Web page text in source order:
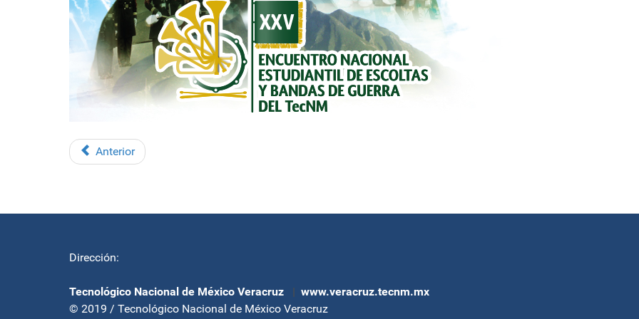
Anterior
Dirección:
Tecnológico Nacional de México Veracruz | www.veracruz.tecnm.mx
© 2019 / Tecnológico Nacional de México Veracruz